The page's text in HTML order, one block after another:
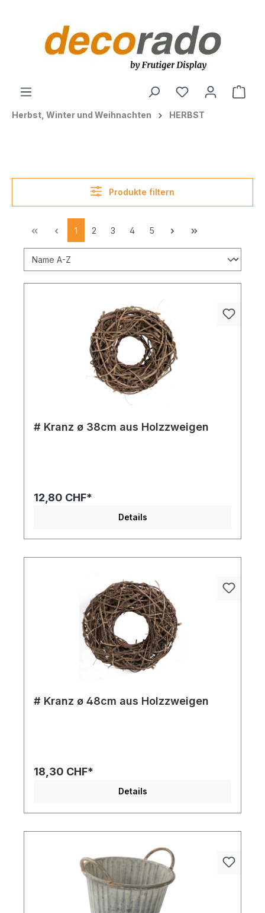
Herbst, Winter und Weihnachten HERBST
Produkte filtern
1 2 3 4 5
# Kranz ø 38cm aus Holzzweigen
12,80 CHF*
Details
# Kranz ø 48cm aus Holzzweigen
18,30 CHF*
Details